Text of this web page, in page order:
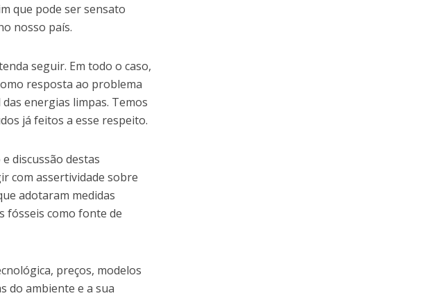
que pode ser sensato
nosso país.
seguir. Em todo o caso,
resposta ao problema
energias limpas. Temos
já feitos a esse respeito.
discussão destas
com assertividade sobre
adotaram medidas
fósseis como fonte de
preços, modelos
do ambiente e a sua